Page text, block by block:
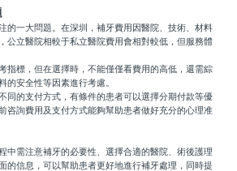
一大問題。在深圳，補牙費用因醫院、技術、材料
公立醫院相較于私立醫院費用會相對較低，但服務體
標，但在選擇時，不能僅僅看費用的高低，還需綜
的安全性等因素進行考慮。
的支付方式，有條件的患者可以選擇分期付款等優
咨詢費用及支付方式能夠幫助患者做好充分的心理准
需注意補牙的必要性、選擇合適的醫院、術後護理
的信息，可以幫助患者更好地進行補牙處理，同時提